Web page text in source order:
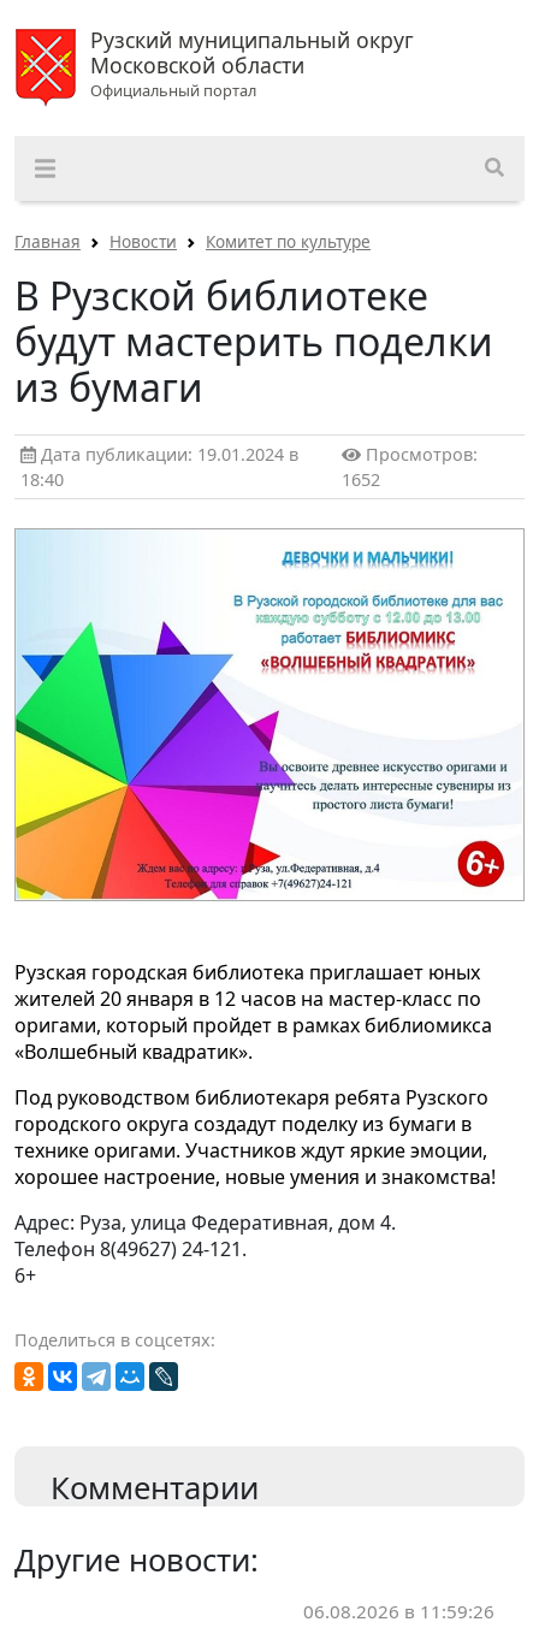
Рузский муниципальный округ
Московской области
Официальный портал
Главная Новости Комитет по культуре
В Рузской библиотеке
будут мастерить поделки
из бумаги
Дата публикации: 19.01.2024 в
18:40
Просмотров:
1652
Рузская городская библиотека приглашает юных
жителей 20 января в 12 часов на мастер-класс по
оригами, который пройдет в рамках библиомикса
«Волшебный квадратик».
Под руководством библиотекаря ребята Рузского
городского округа создадут поделку из бумаги в
технике оригами. Участников ждут яркие эмоции,
хорошее настроение, новые умения и знакомства!
Адрес: Руза, улица Федеративная, дом 4.
Телефон 8(49627) 24-121.
6+
Поделиться в соцсетях:
Комментарии
Другие новости:
06.08.2026 в 11:59:26